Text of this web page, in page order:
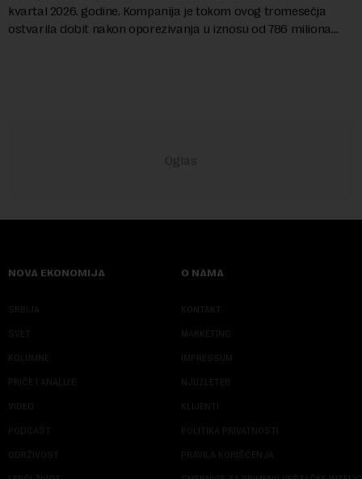
kvartal 2026. godine. Kompanija je tokom ovog tromesečja
ostvarila dobit nakon oporezivanja u iznosu od 786 miliona
NOVA EKONOMIJA
SRBIJA
SVET
KOLUMNE
PRIČE I ANALIZE
VIDEO
PODCAST
ODRŽIVOST
O NAMA
KONTAKT
MARKETING
IMPRESSUM
NJUZLETER
KLIJENTI
POLITIKA PRIVATNOSTI
PRAVILA KORIŠĆENJA